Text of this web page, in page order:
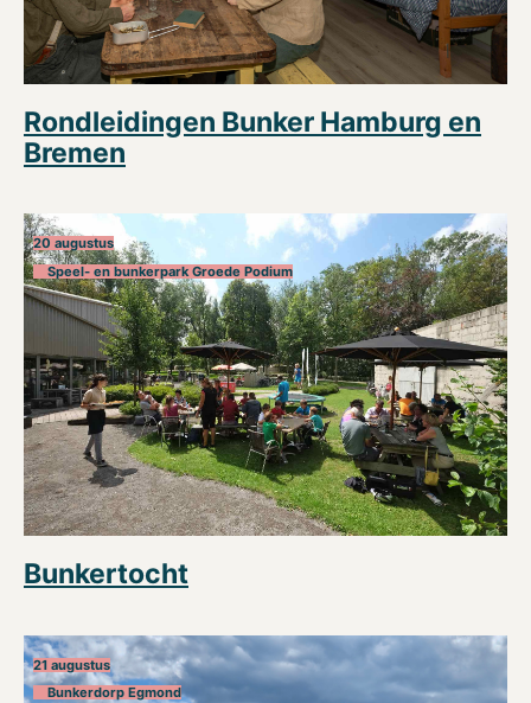
Rondleidingen Bunker Hamburg en
Bremen
20 augustus
Speel- en bunkerpark Groede Podium
Bunkertocht
21 augustus
Bunkerdorp Egmond